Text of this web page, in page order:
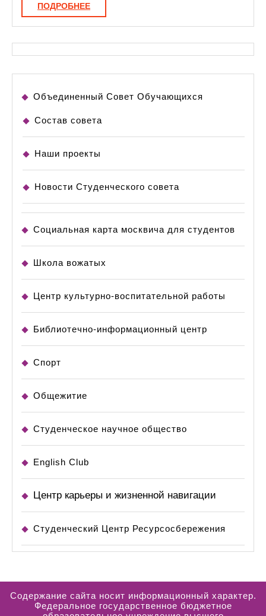
ПОДРОБНЕЕПОДРОБНЕЕ
Объединенный Совет Обучающихся
Состав совета
Наши проекты
Новости Студенческого совета
Социальная карта москвича для студентов
Школа вожатых
Центр культурно-воспитательной работы
Библиотечно-информационный центр
Спорт
Общежитие
Студенческое научное общество
English Club
Центр карьеры и жизненной навигации
Студенческий Центр Ресурсосбережения
Содержание сайта носит информационный характер.
Федеральное государственное бюджетное